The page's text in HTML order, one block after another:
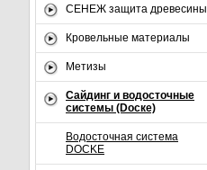
СЕНЕЖ защита древесины
Кровельные материалы
Метизы
Сайдинг и водосточные
системы (Dоске)
Водосточная система
DOCKE